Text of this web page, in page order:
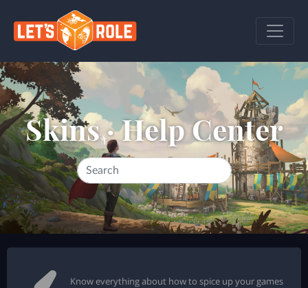
Skins ·Help Center
Know everything about how to spice up your games